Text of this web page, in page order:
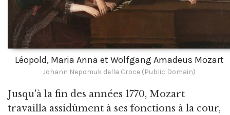
Léopold, Maria Anna et Wolfgang Amadeus Mozart
Johann Nepomuk della Croce (Public Domain)
Jusqu'à la fin des années 1770, Mozart
travailla assidûment à ses fonctions à la cour,